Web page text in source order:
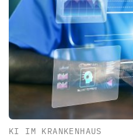
KI IM KRANKENHAUS